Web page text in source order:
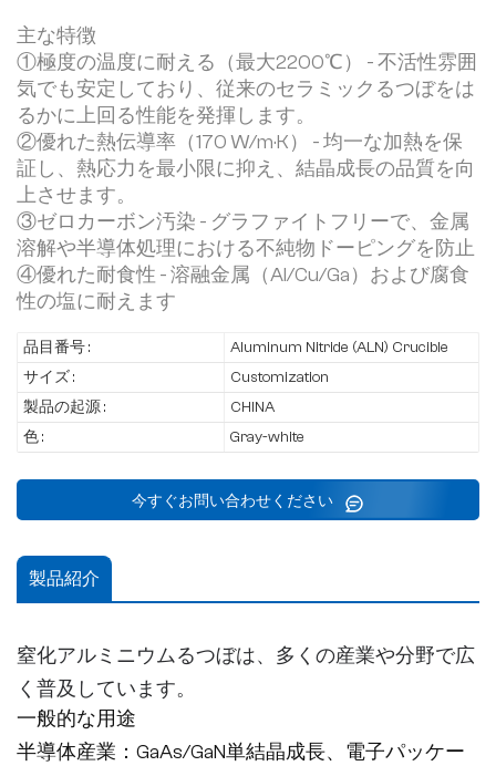
主な特徴
①極度の温度に耐える（最大2200℃） - 不活性雰囲
気でも安定しており、従来のセラミックるつぼをは
るかに上回る性能を発揮します。
②優れた熱伝導率（170 W/m·K） - 均一な加熱を保
証し、熱応力を最小限に抑え、結晶成長の品質を向
上させます。
③ゼロカーボン汚染 - グラファイトフリーで、金属
溶解や半導体処理における不純物ドーピングを防止
④優れた耐食性 - 溶融金属（Al/Cu/Ga）および腐食
性の塩に耐えます
品目番号 :
Aluminum Nitride (ALN) Crucible
サイズ :
Customization
製品の起源 :
CHINA
色 :
Gray-white
今すぐお問い合わせください
製品紹介
窒化アルミニウムるつぼは、多くの産業や分野で広
く普及しています。
一般的な用途
半導体産業：GaAs/GaN単結晶成長、電子パッケー